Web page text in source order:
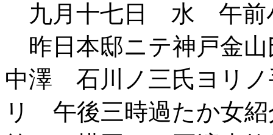
九月十七日 水 午前
昨日本邸ニテ神戸金
中澤 石川ノ三氏ヨリ
リ 午後三時過たか女